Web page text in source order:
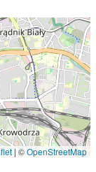
| ©OpenStreetMap